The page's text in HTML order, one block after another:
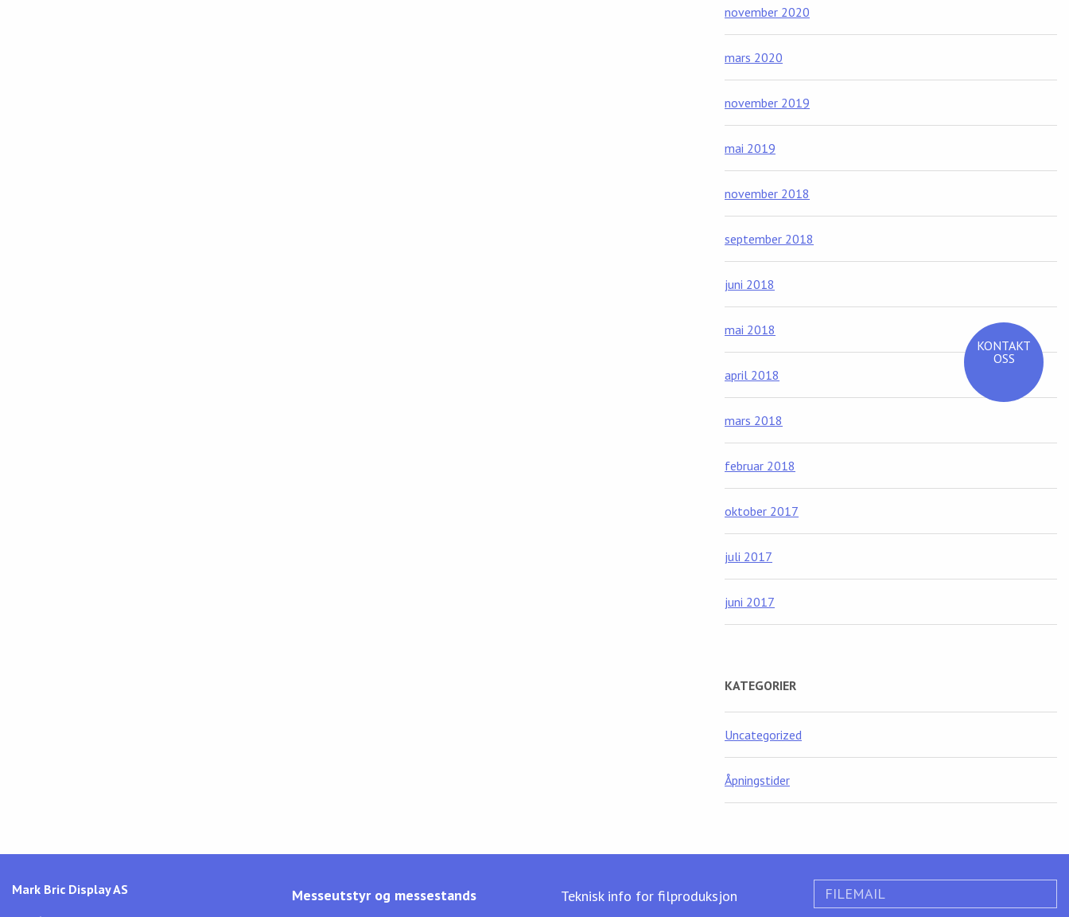
KONTAKT
OSS
november 2020
mars 2020
november 2019
mai 2019
november 2018
september 2018
juni 2018
mai 2018
april 2018
mars 2018
februar 2018
oktober 2017
juli 2017
juni 2017
KATEGORIER
Uncategorized
Åpningstider
Messeutstyr og messestands Teknisk info for filproduksjon FILEMAIL
Mark Bric Display AS